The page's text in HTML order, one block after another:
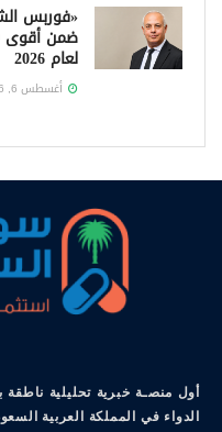
«فوربس
لعام 2026
أغسطس 6, 2026
أول منصـة خبرية تحليلية ناطقة
الدواء في المملكة العربية